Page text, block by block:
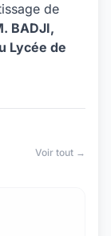
de
BADJI,
Lycée de
Voir tout →